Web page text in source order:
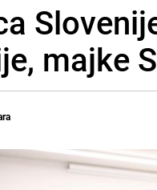
majke